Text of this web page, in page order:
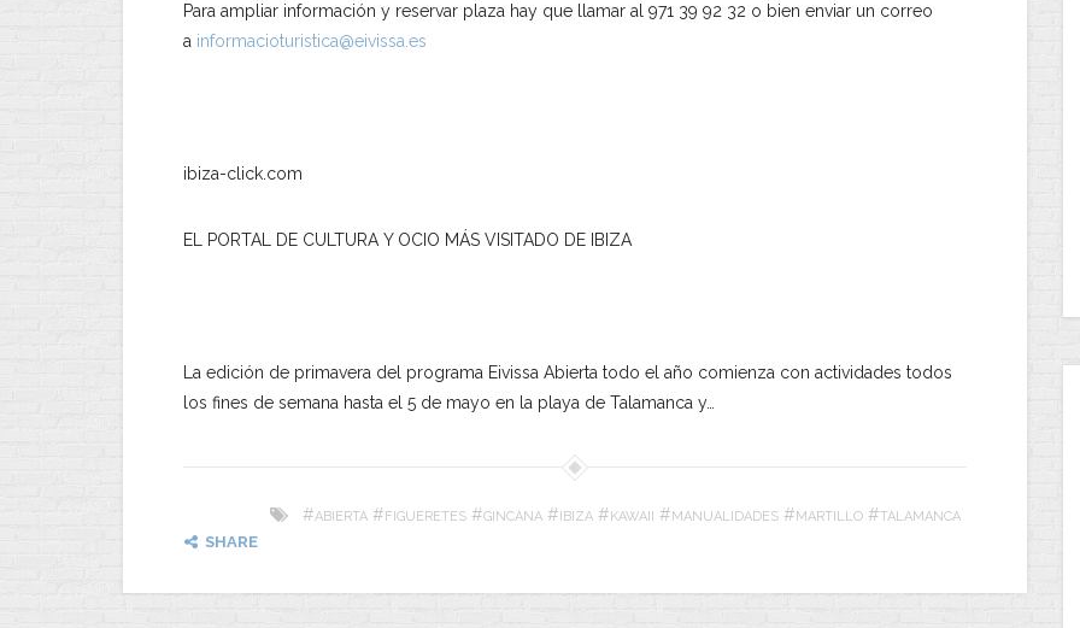
Para ampliar información y reservar plaza hay que llamar al 971 39 92 32 o bien enviar un correo
a informacioturistica@eivissa.es
ibiza-click.com
EL PORTAL DE CULTURA Y OCIO MÁS VISITADO DE IBIZA
La edición de primavera del programa Eivissa Abierta todo el año comienza con actividades todos
los fines de semana hasta el 5 de mayo en la playa de Talamanca y…
#ABIERTA #FIGUERETES #GINCANA #IBIZA #KAWAII #MANUALIDADES #MARTILLO #TALAMANCA
SHARE